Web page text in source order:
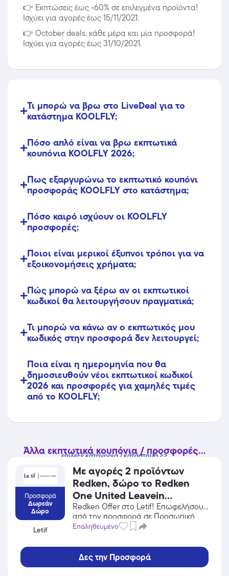
👉 Εκπτώσεις έως -60% σε επιλεγμένα προϊόντα!
Ισχύει για αγορές έως 15/11/2021.
👉 October deals, κάθε μέρα και μία προσφορά!
Ισχύει για αγορές έως 31/10/2021.
Τι μπορώ να βρω στο LiveDeal για το
κατάστημα KOOLFLY;
Πόσο απλό είναι να βρω εκπτωτικά
κουπόνια KOOLFLY 2026;
Πως εξαργυρώνω το εκπτωτικό κουπόνι
προσφοράς KOOLFLY στο κατάστημα;
Πόσο καιρό ισχύουν οι KOOLFLY
προσφορές;
Ποιοι είναι μερικοί έξυπνοι τρόποι για να
εξοικονομήσεις χρήματα;
Πώς μπορώ να ξέρω αν οι εκπτωτικοί
κωδικοί θα λειτουργήσουν πραγματικά;
Τι μπορώ να κάνω αν ο εκπτωτικός μου
κωδικός στην προσφορά δεν λειτουργεί;
Ποια είναι η ημερομηνία που θα
δημοσιευθούν νέοι εκπτωτικοί κωδικοί
2026 και προσφορές για χαμηλές τιμές
από το KOOLFLY;
Άλλα εκπτωτικά κουπόνια / προσφορές...
επίλεξε κατηγορία / κατάστημα >>
Προσφορά
Δωρεάν
Δώρο
Letif
Με αγορές 2 προϊόντων
Redken, δώρο το Redken
One United Leavein
Πολυθεραπεία Για Όλους
Τους Τύπους Μαλλιών 30ml!
Ισχύει μέχρι εξαντλήσεως
των αποθεμάτων.
Redken Offer στο Letif! Επωφελήσου
από την προσφορά σε Προσωπική
Φροντίδα / Καλλυντικά του Letif και
Επαληθευμένο
Δες την Προσφορά